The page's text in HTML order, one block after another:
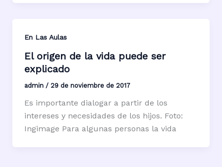
En Las Aulas
El origen de la vida puede ser
explicado
admin / 29 de noviembre de 2017
Es importante dialogar a partir de los
intereses y necesidades de los hijos. Foto:
Ingimage Para algunas personas la vida